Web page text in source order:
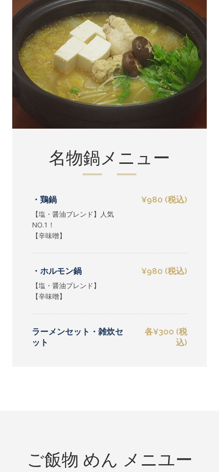
名物鍋メニュー
・鶏鍋
【塩・醤油ブレンド】人気
NO.1！
【辛味噌】
¥980 (税込)
・ホルモン鍋
【塩・醤油ブレンド】
【辛味噌】
¥980 (税込)
ラーメンセット・雑炊セ
ット
各¥300 (税
込)
ご飯物 めん メニユー